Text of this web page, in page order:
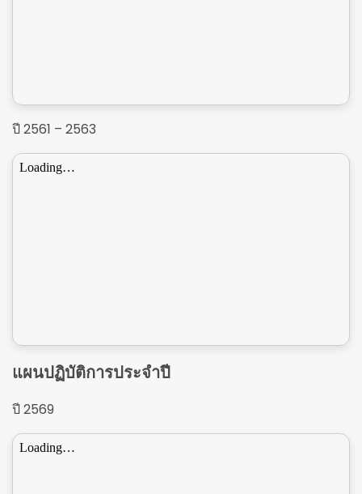
ปี 2561 – 2563
แผนปฏิบัติการประจำปี
ปี 2569